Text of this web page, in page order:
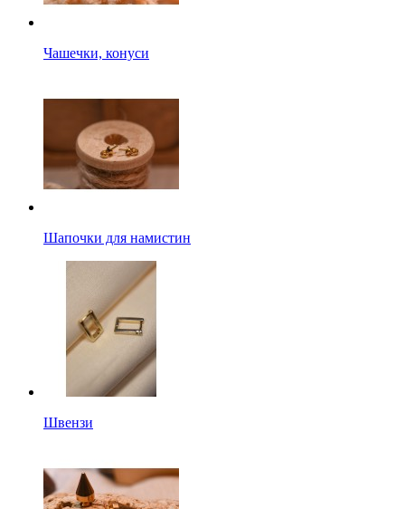
Чашечки, конуси
Шапочки для намистин
Швензи